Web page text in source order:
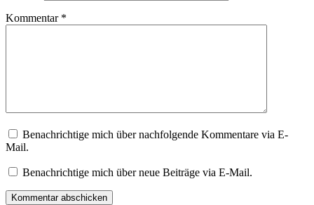
Kommentar *
Benachrichtige mich über nachfolgende Kommentare via E-
Mail.
Benachrichtige mich über neue Beiträge via E-Mail.